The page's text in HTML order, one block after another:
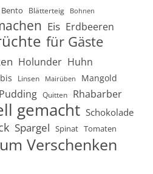
Bento Blätterteig Bohnen
Eis Erdbeeren
für Gäste
Holunder Huhn
Linsen Mairüben Mangold
Pudding Quitten Rhabarber
gemacht Schokolade
Spargel Spinat Tomaten
Verschenken